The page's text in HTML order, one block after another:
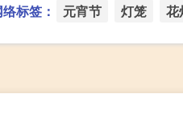
标签： 元宵节 灯笼 花